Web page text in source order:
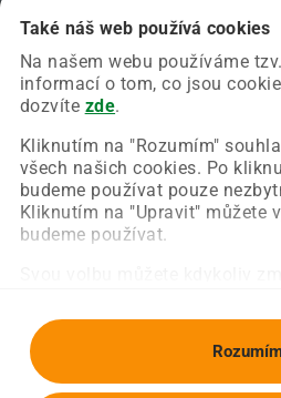
Také náš web používá cookies
Na našem webu používáme
informací o tom, co jsou
dozvíte zde.
Kliknutím na "Rozumím"
všech našich cookies. Po
budeme používat pouze
Kliknutím na "Upravit" můžete
budeme používat.
Chyba nastala na naší
Zkuste prosím znovu načíst
Obnovit stránku